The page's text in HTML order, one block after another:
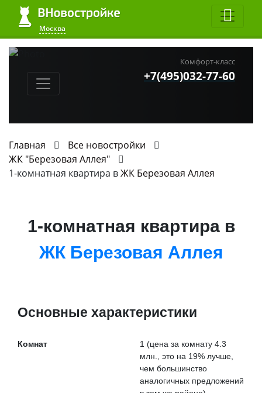
Москва
Комфорт-класс
+7(495)032-77-60
Главная
Все новостройки
ЖК "Березовая Аллея"
1-комнатная квартира вЖК Березовая Аллея
1-комнатная квартира в
ЖК Березовая Аллея
Основные характеристики
Комнат 1 (цена за комнату 4.3
млн., это на 19% лучше
чем большинство
аналогичных предложений